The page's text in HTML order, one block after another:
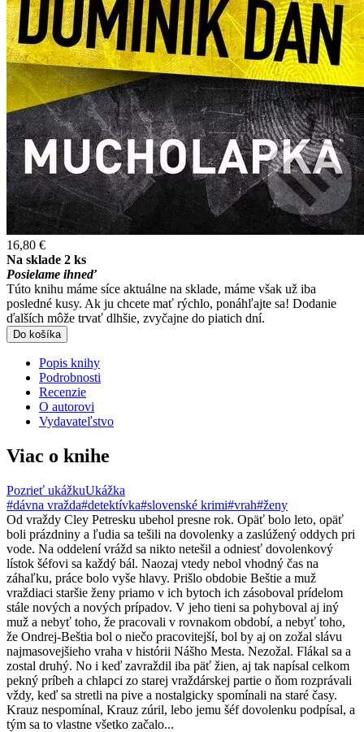
16,80 €
Na sklade 2 ks
Posielame ihneď
Túto knihu máme síce aktuálne na sklade, máme však už iba
posledné kusy. Ak ju chcete mať rýchlo, ponáhľajte sa! Dodanie
ďalších môže trvať dlhšie, zvyčajne do piatich dní.
Do košíka
Popis knihy
Podrobnosti
Recenzie
O autorovi
Vydavateľstvo
Viac o knihe
Pozrieť ukážkuUkážka
#dávna vražda#detektívka#slovenské krimi#vrah#ženy
Od vraždy Cley Petresku ubehol presne rok. Opäť bolo leto, opäť
boli prázdniny a ľudia sa tešili na dovolenky a zaslúžený oddych pri
vode. Na oddelení vrážd sa nikto netešil a odniesť dovolenkový
lístok šéfovi sa každý bál. Naozaj vtedy nebol vhodný čas na
záhaľku, práce bolo vyše hlavy. Prišlo obdobie Beštie a muž
vraždiaci staršie ženy priamo v ich bytoch ich zásoboval prídelom
stále nových a nových prípadov. V jeho tieni sa pohyboval aj iný
muž a nebyť toho, že pracovali v rovnakom období, a nebyť toho,
že Ondrej-Beštia bol o niečo pracovitejší, bol by aj on zožal slávu
najmasovejšieho vraha v histórii Nášho Mesta. Nezožal. Flákal sa a
zostal druhý. No i keď zavraždil iba päť žien, aj tak napísal celkom
pekný príbeh a chlapci zo starej vraždárskej partie o ňom rozprávali
vždy, keď sa stretli na pive a nostalgicky spomínali na staré časy.
Krauz nespomínal, Krauz zúril, lebo jemu šéf dovolenku podpísal, a
tým sa to vlastne všetko začalo...